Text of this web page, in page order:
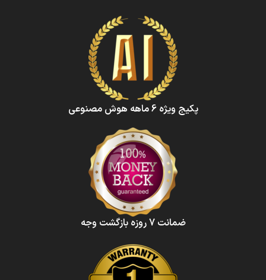
پکیج ویژه 6 ماهه هوش‌ مصنوعی‌
ضمانت 7 روزه بازگشت وجه